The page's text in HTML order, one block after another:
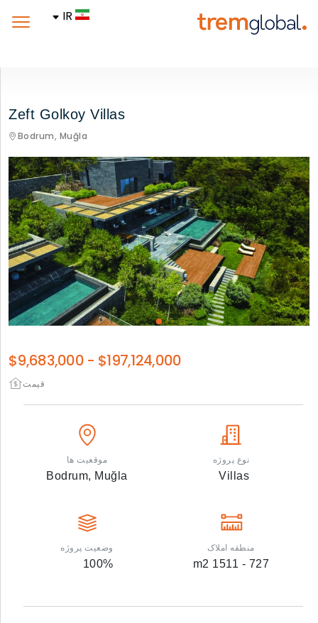
IR
Zeft Golkoy Villas
Bodrum, Muğla
قیمت
$9,683,000 - $197,124,000
نوع پروژه
Villas
موقعیت ها
Bodrum, Muğla
منطقه املاک
727 - 1511
وضعیت پروژه
100%